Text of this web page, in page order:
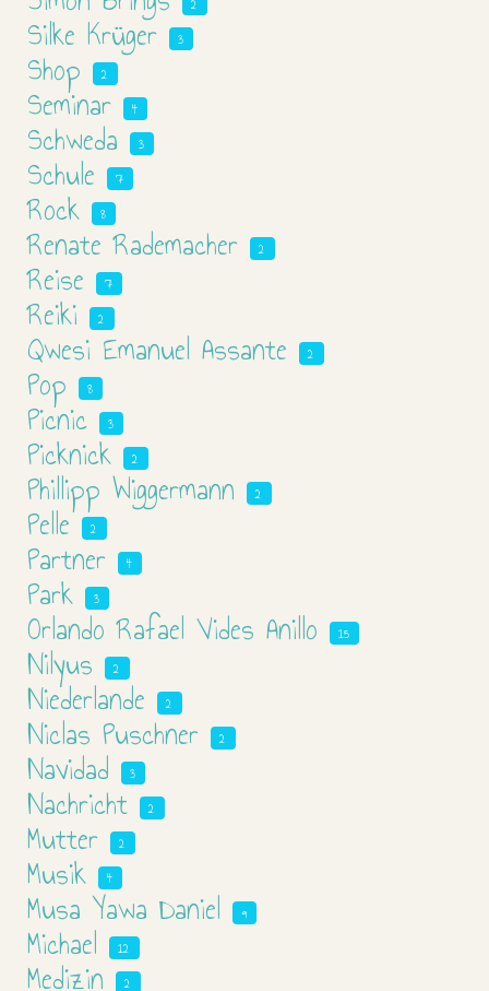
Silke Krüger 3
Shop 2
Seminar 4
Schweda 3
Schule 7
Rock 8
Renate Rademacher 2
Reise 7
Reiki 2
Qwesi Emanuel Assante 2
Pop 8
Picnic 3
Picknick 2
Phillipp Wiggermann 2
Pelle 2
Partner 4
Park 3
Orlando Rafael Vides Anillo 15
Nilyus 2
Niederlande 2
Niclas Puschner 2
Navidad 3
Nachricht 2
Mutter 2
Musik 4
Musa Yawa Daniel 9
Michael 12
Medizin 2